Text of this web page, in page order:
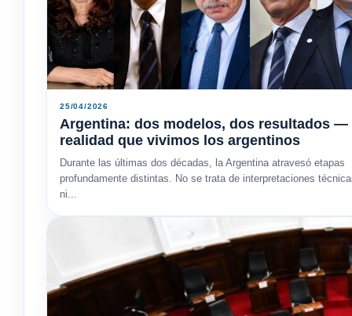
25/04/2026
Argentina: dos modelos, dos resultados —
realidad que vivimos los argentinos
Durante las últimas dos décadas, la Argentina atravesó etapas
profundamente distintas. No se trata de interpretaciones
ni...